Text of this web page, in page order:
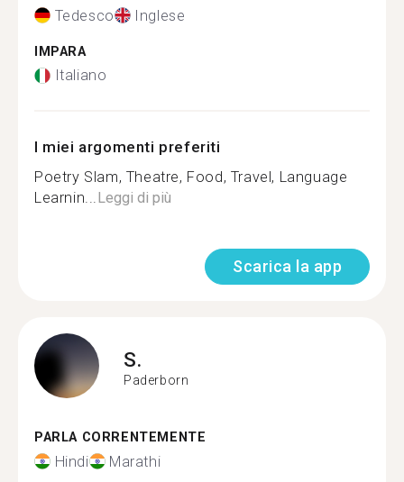
Tedesco Inglese
IMPARA
Italiano
I miei argomenti preferiti
Poetry Slam, Theatre, Food, Travel, Language
Learnin...Leggi di più
Scarica la app
S.
Paderborn
PARLA CORRENTEMENTE
Hindi Marathi